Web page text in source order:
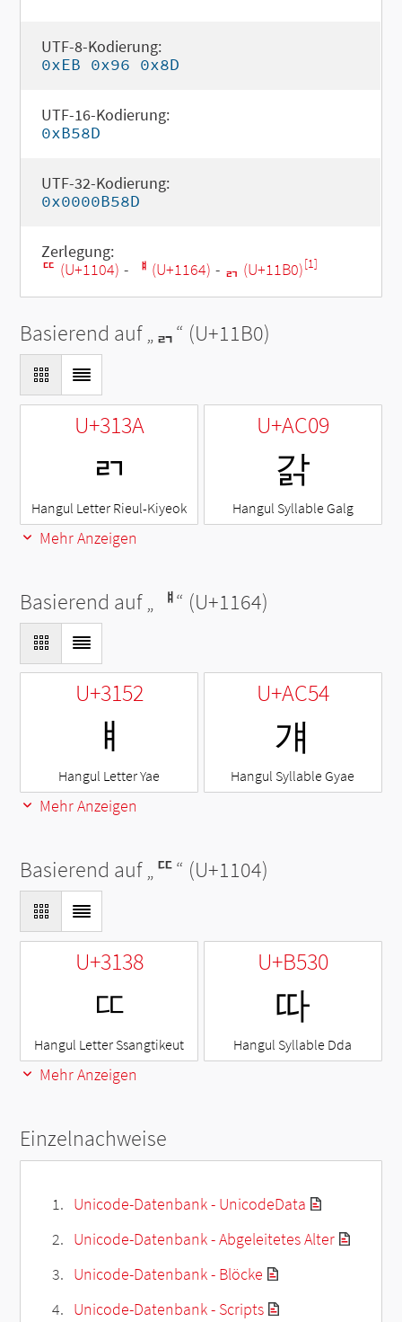
UTF-8-Kodierung:
0xEB 0x96 0x8D
UTF-16-Kodierung:
0xB58D
UTF-32-Kodierung:
0x0000B58D
Zerlegung:
ᄄ (U+1104) - ᅤ (U+1164) - ᆰ (U+11B0)[1]
Basierend auf „ᆰ“ (U+11B0)
U+313A
ㄺ
Hangul Letter Rieul-Kiyeok
U+AC09
갉
Hangul Syllable Galg
Mehr Anzeigen
Basierend auf „ ᅤ“ (U+1164)
U+3152
ㅒ
Hangul Letter Yae
U+AC54
걔
Hangul Syllable Gyae
Mehr Anzeigen
Basierend auf „ᄄ“ (U+1104)
U+3138
ㄸ
Hangul Letter Ssangtikeut
U+B530
따
Hangul Syllable Dda
Mehr Anzeigen
Einzelnachweise
Unicode-Datenbank - UnicodeData
Unicode-Datenbank - Abgeleitetes Alter
Unicode-Datenbank - Blöcke
Unicode-Datenbank - Scripts